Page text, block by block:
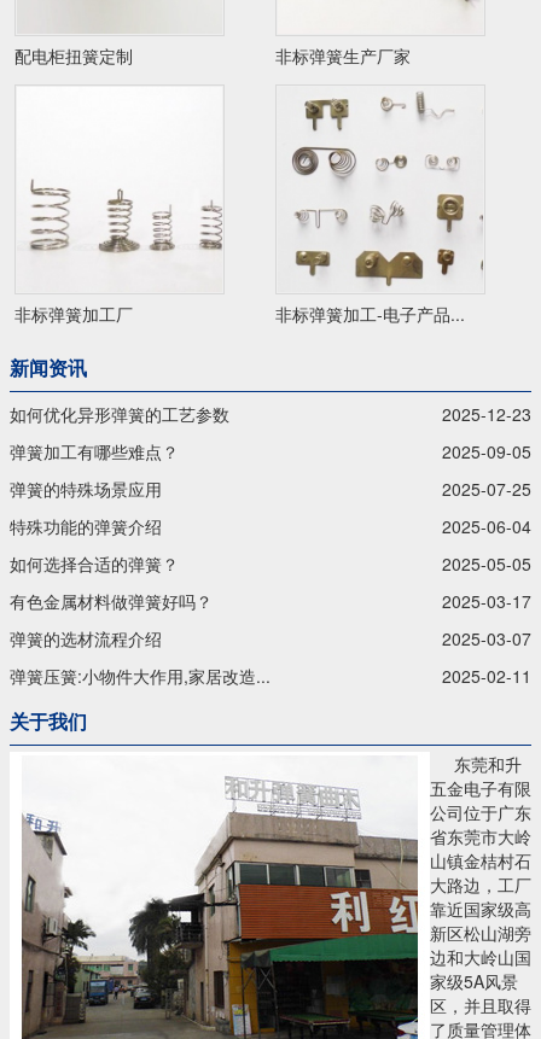
配电柜扭簧定制 非标弹簧生产厂家
非标弹簧加工厂 非标弹簧加工-电子产品...
新闻资讯
如何优化异形弹簧的工艺参数
2025-12-23
弹簧加工有哪些难点？
2025-09-05
弹簧的特殊场景应用
2025-07-25
特殊功能的弹簧介绍
2025-06-04
如何选择合适的弹簧？
2025-05-05
有色金属材料做弹簧好吗？
2025-03-17
弹簧的选材流程介绍
2025-03-07
弹簧压簧:小物件大作用,家居改造...
2025-02-11
关于我们
东莞和升
五金电子有限
公司位于广东
省东莞市大岭
山镇金桔村石
大路边，工厂
靠近国家级高
新区松山湖旁
边和大岭山国
家级5A风景
区，并且取得
了质量管理体